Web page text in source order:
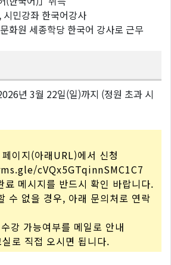
민강좌 한국어강사
화원 세종학당 한국어 강사로 근무
년 3월 22일(일)까지 (정원 초과 시
이지(아래URL)에서 신청
cVQx5GTqinnSMC1C7
료 메시지를 반드시 확인 바랍니다.
수 없을 경우, 아래 문의처로 연락
강 가능여부를 메일로 안내
로 직접 오시면 됩니다.